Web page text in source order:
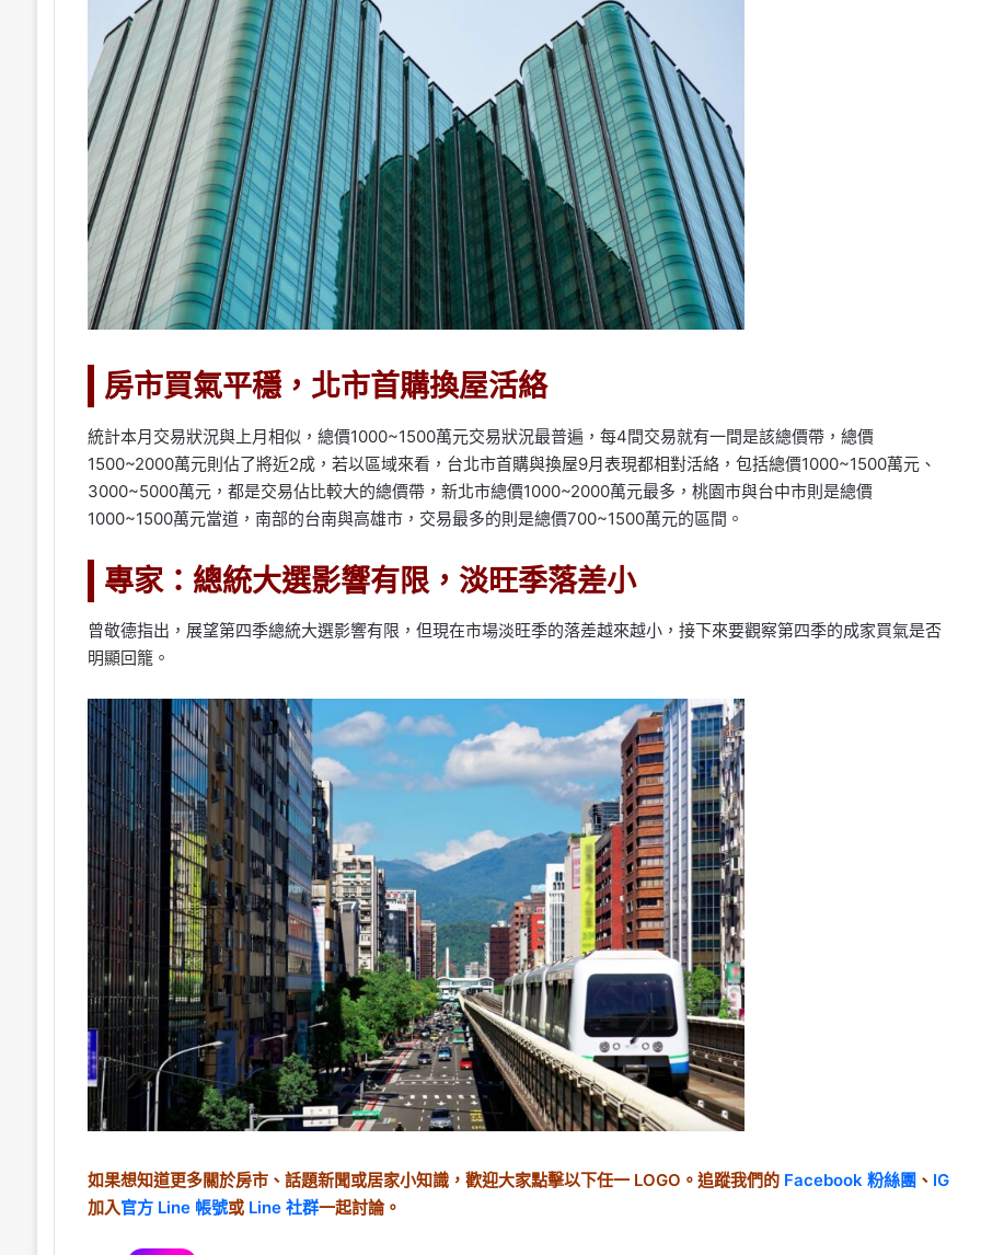
房市買氣平穩，北市首購換屋活絡
統計本月交易狀況與上月相似，總價1000~1500萬元交易狀況最普遍，每4間交易就有一間是該總價帶，總價
1500~2000萬元則佔了將近2成，若以區域來看，台北市首購與換屋9月表現都相對活絡，包括總價1000~1500萬元、
3000~5000萬元，都是交易佔比較大的總價帶，新北市總價1000~2000萬元最多，桃園市與台中市則是總價
1000~1500萬元當道，南部的台南與高雄市，交易最多的則是總價700~1500萬元的區間。
專家：總統大選影響有限，淡旺季落差小
曾敬德指出，展望第四季總統大選影響有限，但現在市場淡旺季的落差越來越小，接下來要觀察第四季的成家買氣是否
明顯回籠。
如果想知道更多關於房市、話題新聞或居家小知識，歡迎大家點擊以下任一 LOGO。追蹤我們的Facebook 粉絲團 、 IG
加入官方 Line 帳號或 Line 社群一起討論。